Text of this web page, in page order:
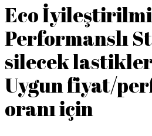
Eco
Performanslı
silecek
Uygun fiyat/
oranı için